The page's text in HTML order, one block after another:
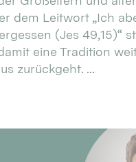
dem Leitwort „Ich
(Jes 49,15)“
eine Tradition
zurückgeht. ...